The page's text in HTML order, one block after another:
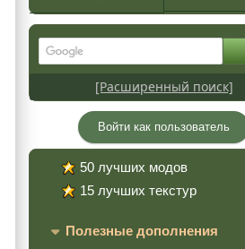
[Расширенный поиск]
Войти как пользователь
50 лучших модов
15 лучших текстур
Полезные дополнения